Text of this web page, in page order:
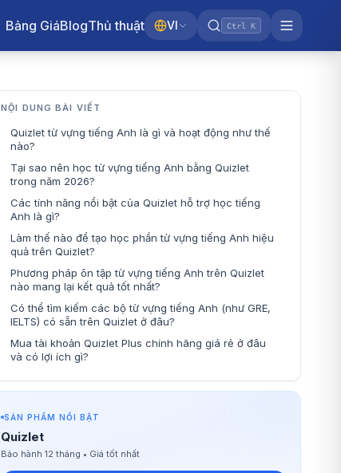
Bảng GiáBlogThủ thuật VI Ctrl K
NỘI DUNG BÀI VIẾT
Quizlet từ vựng tiếng Anh là gì và hoạt động như thế
nào?
Tại sao nên học từ vựng tiếng Anh bằng Quizlet
trong năm 2026?
Các tính năng nổi bật của Quizlet hỗ trợ học tiếng
Anh là gì?
Làm thế nào để tạo học phần từ vựng tiếng Anh hiệu
quả trên Quizlet?
Phương pháp ôn tập từ vựng tiếng Anh trên Quizlet
nào mang lại kết quả tốt nhất?
Có thể tìm kiếm các bộ từ vựng tiếng Anh (như GRE,
IELTS) có sẵn trên Quizlet ở đâu?
Mua tài khoản Quizlet Plus chính hãng giá rẻ ở đâu
và có lợi ích gì?
SẢN PHẨM NỔI BẬT
Quizlet
Bảo hành 12 tháng • Giá tốt nhất